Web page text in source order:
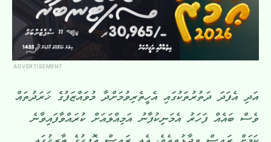
ADVERTISEMENT
އަދި އެފަދަ ދަތުރުތަކުގައި އެހީތެރިވުމަށްދާ މުވައްޒަފުގެ ޚަރަދުތައް
ވެސް ބައެއް ފަހަރު އެމަނިކުފާނު އަމިއްލައަށް ކުރައްވާފައިވާނެ